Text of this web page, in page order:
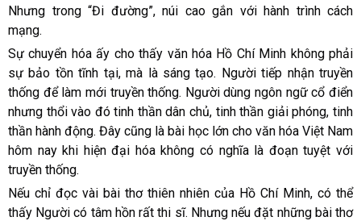
Nhưng trong “Đi đường”, núi cao gắn với hành trình cách
mạng.
Sự chuyển hóa ấy cho thấy văn hóa Hồ Chí Minh không phải
sự bảo tồn tĩnh tại, mà là sáng tạo. Người tiếp nhận truyền
thống để làm mới truyền thống. Người dùng ngôn ngữ cổ điển
nhưng thổi vào đó tinh thần dân chủ, tinh thần giải phóng, tinh
thần hành động. Đây cũng là bài học lớn cho văn hóa Việt Nam
hôm nay khi hiện đại hóa không có nghĩa là đoạn tuyệt với
truyền thống.
Nếu chỉ đọc vài bài thơ thiên nhiên của Hồ Chí Minh, có thể
thấy Người có tâm hồn rất thi sĩ. Nhưng nếu đặt những bài thơ